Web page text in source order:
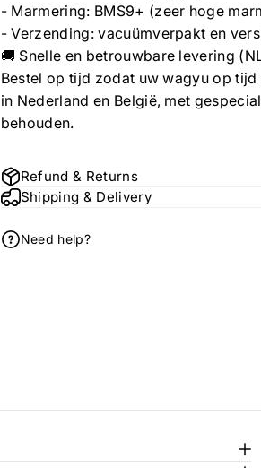
- Marmering: BMS9+ (zeer hoge
- Verzending: vacuümverpakt en
🚚 Snelle en betrouwbare levering
Bestel op tijd zodat uw wagyu op
in Nederland en België, met
behouden.
Refund & Returns
Shipping & Delivery
Need help?